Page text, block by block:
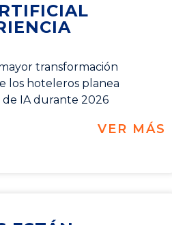
transformación
los hoteleros planea
IA durante 2026
VER MÁS